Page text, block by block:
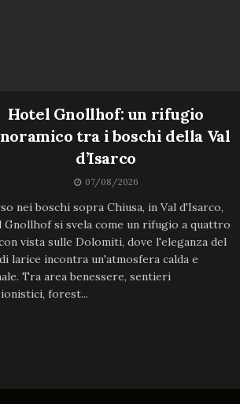
Hotel Gnollhof: un rifugio
tra i boschi della Val
d’Isarco
07/08/2026
nei boschi sopra Chiusa, in Val d'Isarco,
si svela come un rifugio a quattro
vista sulle Dolomiti, dove l'eleganza del
larice incontra un'atmosfera calda e
Tra area benessere, sentieri
forest...